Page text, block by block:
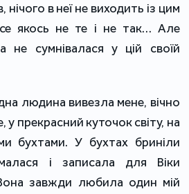
в неї не виходить із цим
якось не те і не так… Але
не сумнівалася у цій своїй
людина вивезла мене, вічно
прекрасний куточок світу, на
бухтами. У бухтах бриніли
і записала для Віки
завжди любила один мій